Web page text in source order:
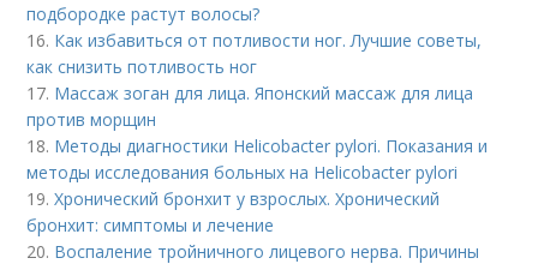
подбородке растут волосы?
16. Как избавиться от потливости ног. Лучшие советы,
как снизить потливость ног
17. Массаж зоган для лица. Японский массаж для лица
против морщин
18. Методы диагностики Helicobacter pylori. Показания и
методы исследования больных на Helicobacter pylori
19.Хронический бронхит у взрослых. Хронический
бронхит: симптомы и лечение
20. Воспаление тройничного лицевого нерва. Причины